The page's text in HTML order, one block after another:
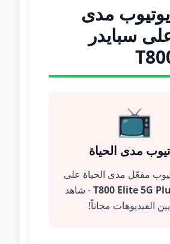
مدى
سبايدر
📺
مدى الحياة
مفعّل مدى الحياة على
- شاهد
الفيديوهات مجاناً!